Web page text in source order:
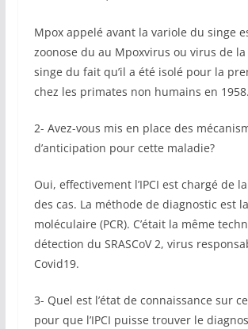
Mpox appelé avant la variole du singe
zoonose du au Mpoxvirus ou virus de
singe du fait qu’il a été isolé pour la
chez les primates non humains en 1958.
2- Avez-vous mis en place des
d’anticipation pour cette maladie?
Oui, effectivement l’IPCI est chargé de
des cas. La méthode de diagnostic est
moléculaire (PCR). C’était la même
détection du SRASCoV 2, virus
Covid19.
3- Quel est l’état de connaissance sur
pour que l’IPCI puisse trouver le